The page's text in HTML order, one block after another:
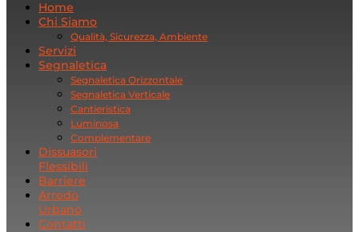
Home
Chi Siamo
Qualità, Sicurezza, Ambiente
Servizi
Segnaletica
Segnaletica Orizzontale
Segnaletica Verticale
Cantieristica
Luminosa
Complementare
Dissuasori
Flessibili
Barriere
Arredo
Urbano
Contatti